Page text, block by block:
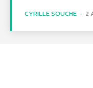
CYRILLE SOUCHE - 2